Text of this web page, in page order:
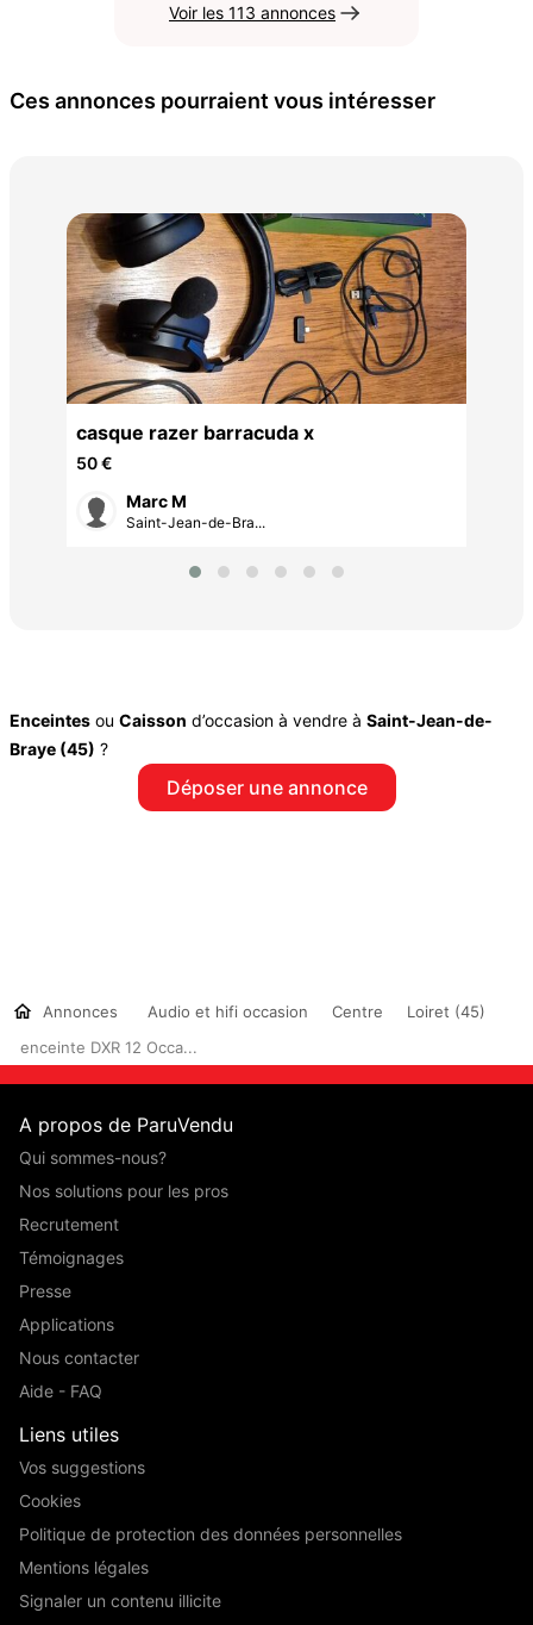
Voir les 113 annonces
Ces annonces pourraient vous intéresser
casque razer barracuda x
50 €
Marc M
Saint-Jean-de-Bra...
Enceintes ou Caisson d’occasion à vendre à Saint-Jean-de-
Braye (45) ?
Déposer une annonce
Annonces Audio et hifi occasion Centre
Loiret (45)
enceinte DXR 12 Occa...
A propos de ParuVendu
Qui sommes-nous?
Nos solutions pour les pros
Recrutement
Témoignages
Presse
Applications
Nous contacter
Aide - FAQ
Liens utiles
Vos suggestions
Cookies
Politique de protection des données personnelles
Mentions légales
Signaler un contenu illicite